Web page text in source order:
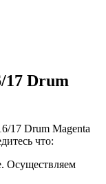
17 Drum
17 Drum Magenta
что:
Осуществляем